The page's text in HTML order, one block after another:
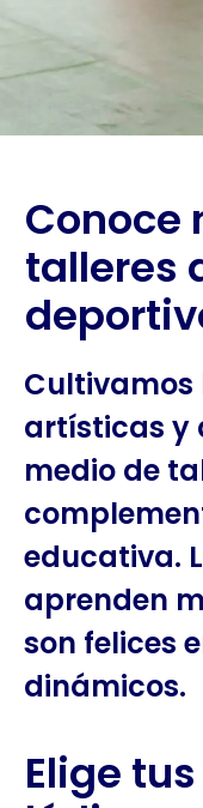
Conoce
talleres
artísticas y
medio de
educativa.
aprenden
son felices
dinámicos.
Elige